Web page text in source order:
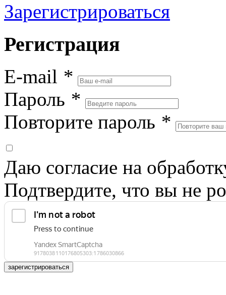
Зарегистрироваться
Регистрация
E-mail *
Пароль *
Повторите пароль *
Даю согласие на
Подтвердите, что вы не
зарегистрироваться